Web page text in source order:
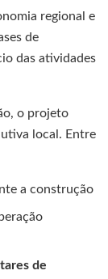
regional e
de
das atividades
o projeto
local. Entre
a construção
de